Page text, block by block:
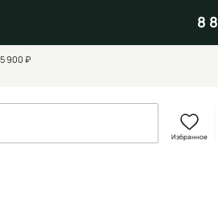
8
900 ₽
Избранное